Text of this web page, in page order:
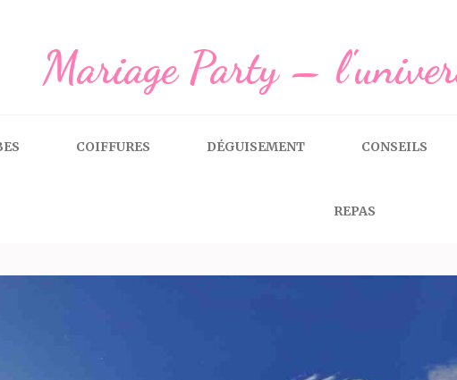
Mariage Party –
COIFFURES DÉGUISEMENT CONSEILS
REPAS